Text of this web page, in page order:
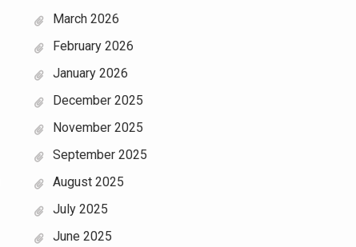
March 2026
February 2026
January 2026
December 2025
November 2025
September 2025
August 2025
July 2025
June 2025